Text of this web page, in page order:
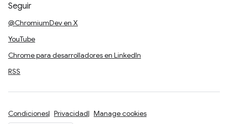
Seguir
@ChromiumDev en X
YouTube
Chrome para desarrolladores en LinkedIn
RSS
Condiciones Privacidad Manage cookies